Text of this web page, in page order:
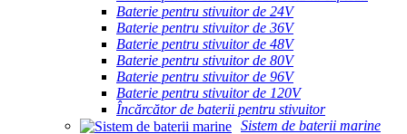
Baterie pentru stivuitor de 24V
Baterie pentru stivuitor de 36V
Baterie pentru stivuitor de 48V
Baterie pentru stivuitor de 80V
Baterie pentru stivuitor de 96V
Baterie pentru stivuitor de 120V
Încărcător de baterii pentru stivuitor
Sistem de baterii marine